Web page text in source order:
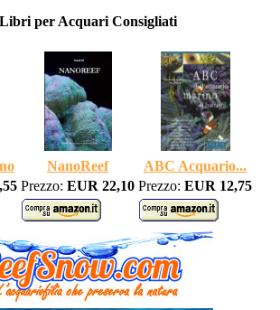
per Acquari Consigliati
NanoReef
ABC Acquario...
Prezzo: EUR 22,10 Prezzo: EUR 12,75